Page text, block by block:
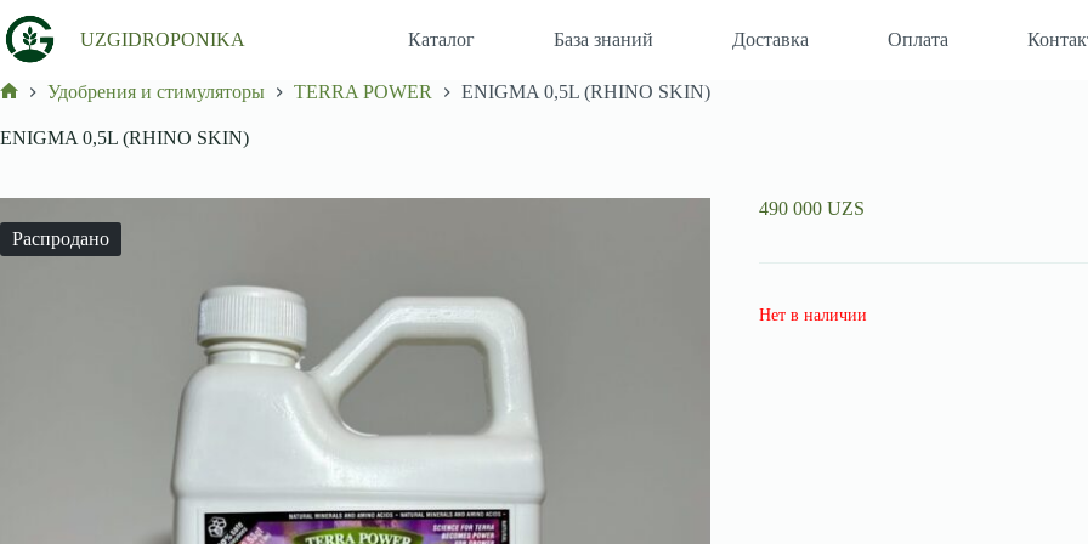
к
сути
UZGIDROPONIKA Каталог База знаний Доставка Оплата
Удобрения и стимуляторы TERRA POWER ENIGMA 0,5L (RHINO SKIN)
ENIGMA 0,5L (RHINO SKIN)
Распродано
490 000 UZS
Нет в наличии